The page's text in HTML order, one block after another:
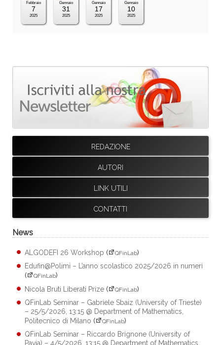
Febbraio
7
2025
Gennaio
31
2025
Gennaio
17
2025
Gennaio
10
2025
REDAZIONE
AUTORI
LINK UTILI
CONTATTI
News
ALGODEFI 26 Workshop ( QFinLab)
Edufin@Polimi – L’anno scolastico 2025/2026 in numeri
(
QFinLab)
Nicola Bruti Liberati Prize ( QFinLab)
QFinLab Seminar – Gabriele Sbaiz (University of Trieste)
– 25/5/2026, 13:15 @ Department of Mathematics,
Politecnico di Milano ( QFinLab)
QFinLab Seminar – Riccardo Brignone (University of
Pavia) – 4/5/2026, 13:15 @ Department of Mathematics,